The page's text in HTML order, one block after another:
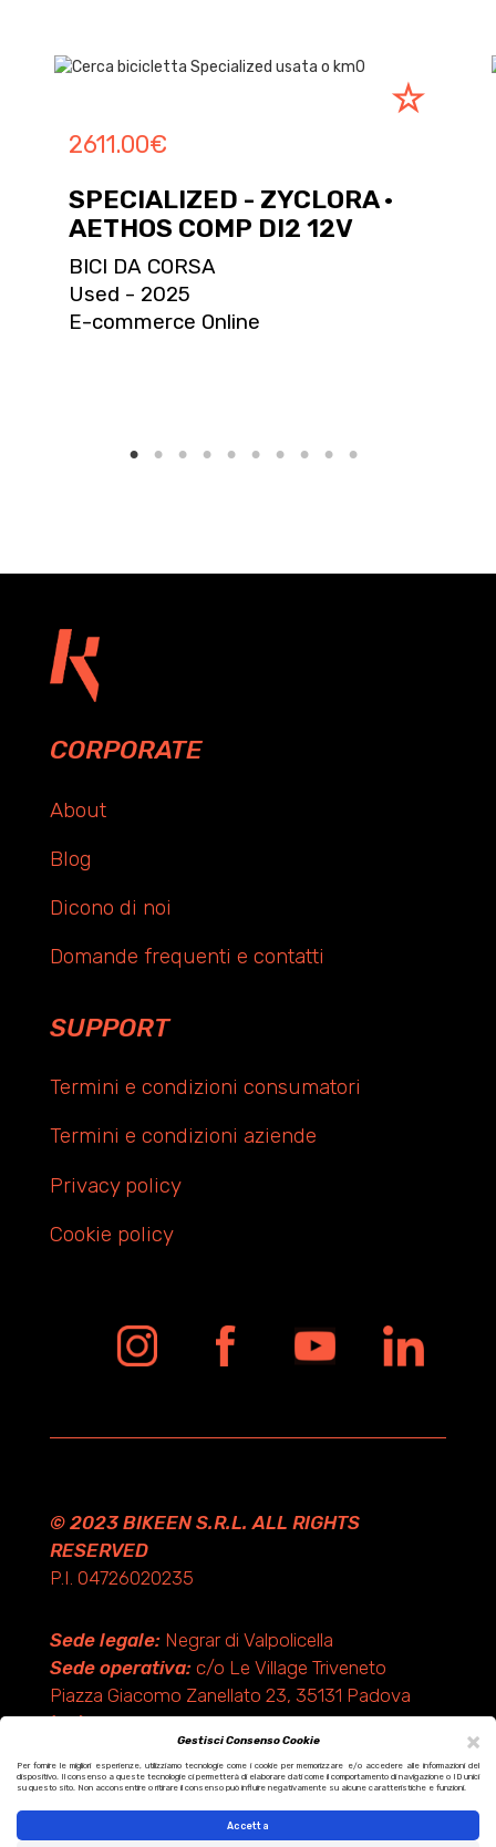
2611.00€
SPECIALIZED - ZYCLORA ·
AETHOS COMP DI2 12V
BICI DA CORSA
Used - 2025
E-commerce Online
×
Gestisci Consenso Cookie
Per fornire le migliori esperienze, utilizziamo tecnologie come i cookie per memorizzare e/o accedere alle informazioni del
dispositivo. Il consenso a queste tecnologie ci permetterà di elaborare dati come il comportamento di navigazione o ID unici
su questo sito. Non acconsentire o ritirare il consenso può influire negativamente su alcune caratteristiche e funzioni.
Accetta
CORPORATE
About
Blog
Dicono di noi
Domande frequenti e contatti
SUPPORT
Termini e condizioni consumatori
Termini e condizioni aziende
Privacy policy
Cookie policy
© 2023 BIKEEN S.R.L. ALL RIGHTS
RESERVED
P.I. 04726020235
Sede legale:Negrar di Valpolicella
Sede operativa:c/o Le Village Triveneto
Piazza Giacomo Zanellato 23, 35131 Padova
(PD)
Design by KF ADV
Development by Italix.net